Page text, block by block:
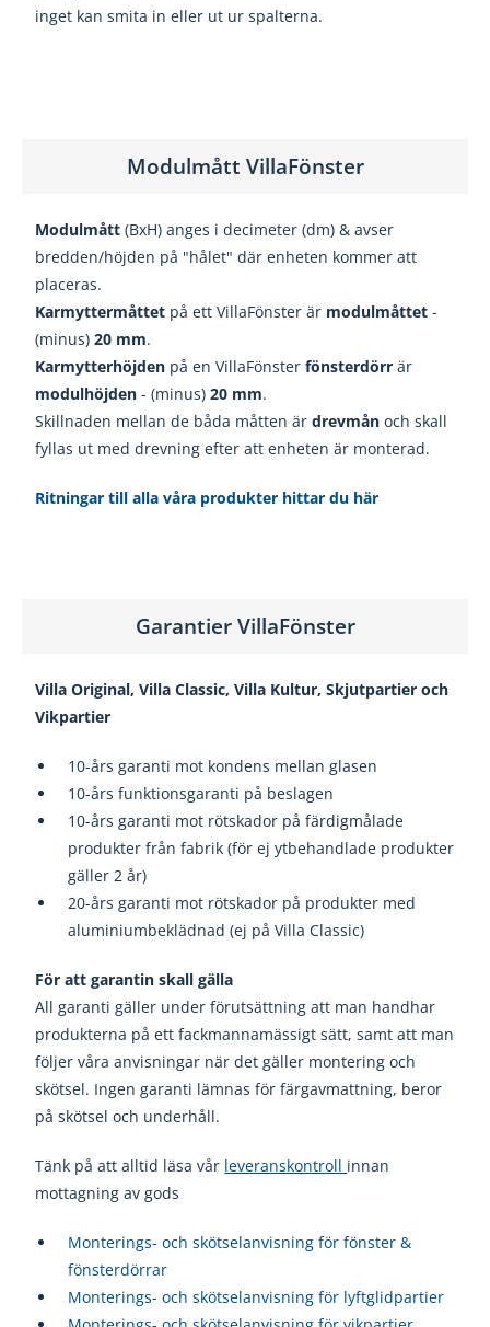
inget kan smita in eller ut ur spalterna.
Modulmått VillaFönster
Modulmått (BxH) anges i decimeter (dm) & avser
bredden/höjden på "hålet" där enheten kommer att
placeras.
Karmyttermåttet på ett VillaFönster är modulmåttet -
(minus)20 mm.
Karmytterhöjden på en VillaFönsterfönsterdörr är
modulhöjden- (minus)20 mm.
Skillnaden mellan de båda måtten ärdrevmån och skall
fyllas ut med drevning efter att enheten är monterad.
Ritningar till alla våra produkter hittar du här
Garantier VillaFönster
Villa Original, Villa Classic, Villa Kultur, Skjutpartier och
Vikpartier
10-års garanti mot kondens mellan glasen
10-års funktionsgaranti på beslagen
10-års garanti mot rötskador på färdigmålade
produkter från fabrik (för ej ytbehandlade produkter
gäller 2 år)
20-års garanti mot rötskador på produkter med
aluminiumbeklädnad (ej på Villa Classic)
För att garantin skall gälla
All garanti gäller under förutsättning att man handhar
produkterna på ett fackmannamässigt sätt, samt att man
följer våra anvisningar när det gäller montering och
skötsel. Ingen garanti lämnas för färgavmattning, beror
på skötsel och underhåll.
Tänk på att alltid läsa vår leveranskontroll innan
mottagning av gods
Monterings- och skötselanvisning för fönster &
fönsterdörrar
Monterings- och skötselanvisning för lyftglidpartier